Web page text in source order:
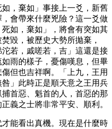
如，棄如」事接上一爻，新舊
會帶來什麼兇險？這一爻做
如，棄如」，將會有突如其
毀，被歷史大勢所拋棄，
沱若，戚嗟若，吉」這還是接
如雨的樣子，憂傷嘆息，但畢
但也吉祥啊。「上九，王用
」此時正是順天意之王用兵
首惡、魁首的人，首惡的那
義之士將非常平安、順利。
才能看出真機。現在是什麼時